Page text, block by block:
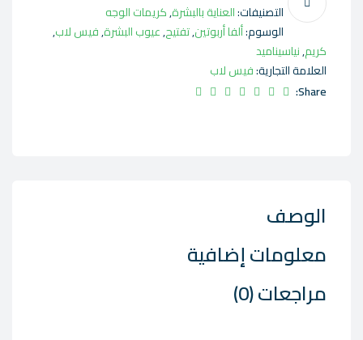
التصنيفات:العناية بالبشرة,كريمات الوجه
الوسوم:ألفا أربوتين,تفتيح,عيوب البشرة,فيس لاب,
كريم,نياسيناميد
العلامة التجارية:فيس لاب
Share:
الوصف
معلومات إضافية
مراجعات (0)